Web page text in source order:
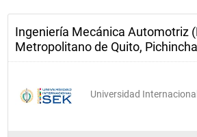
Laboratorio de Máquinas y Herramientas
Ingeniería Mecánica Automotriz
Metropolitano de Quito,
Universidad